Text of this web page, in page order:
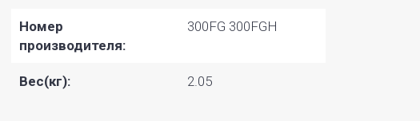
Номер
производителя:
300FG 300FGH
Вес(кг): 2.05